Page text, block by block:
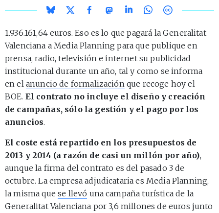
1.936.161,64 euros. Eso es lo que pagará la Generalitat
Valenciana a Media Planning para que publique en
prensa, radio, televisión e internet su publicidad
institucional durante un año, tal y como se informa
en el anuncio de formalización que recoge hoy el
BOE. El contrato no incluye el diseño y creación
de campañas, sólo la gestión y el pago por los
anuncios.
El coste está repartido en los presupuestos de
2013 y 2014 (a razón de casi un millón por año),
aunque la firma del contrato es del pasado 3 de
octubre. La empresa adjudicataria es Media Planning,
la misma quese llevó una campaña turística de la
Generalitat Valenciana por 3,6 millones de euros junto